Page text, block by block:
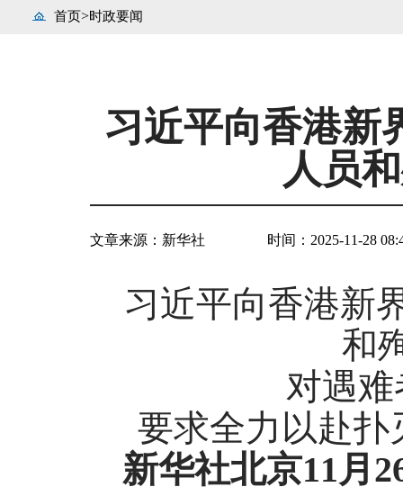
首页>时政要闻
习近平向香港新
人员
文章来源： 新华社 时间：2025-11-28
习近平向香港新
和
对遇
要求全力以赴扑
新华社北京11月